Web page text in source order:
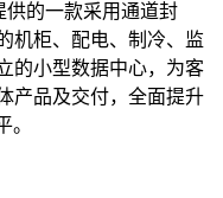
供的一款采用通道封
机柜、配电、制冷、监
的小型数据中心，为客
产品及交付，全面提升
。